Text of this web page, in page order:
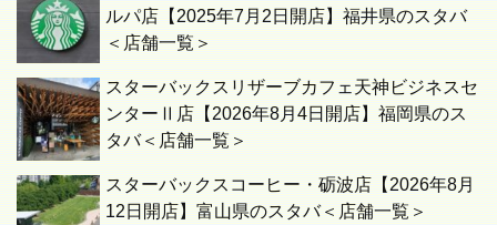
ルパ店【2025年7月2日開店】福井県のスタバ
＜店舗一覧＞
スターバックスリザーブカフェ天神ビジネスセ
ンターⅡ店【2026年8月4日開店】福岡県のス
タバ＜店舗一覧＞
スターバックスコーヒー・砺波店【2026年8月
12日開店】富山県のスタバ＜店舗一覧＞